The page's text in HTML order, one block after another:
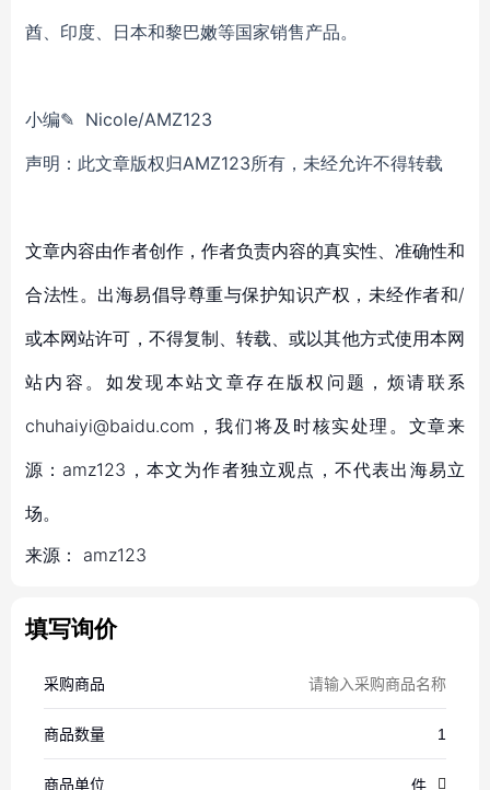
酋、印度、日本和黎巴嫩等国家销售产品。
小编✎ Nicole/AMZ123
声明：此文章版权归AMZ123所有，未经允许不得转载
文章内容由作者创作，作者负责内容的真实性、准确性和
合法性。出海易倡导尊重与保护知识产权，未经作者和/
或本网站许可，不得复制、转载、或以其他方式使用本网
站内容。如发现本站文章存在版权问题，烦请联系
chuhaiyi@baidu.com，我们将及时核实处理。文章来
源：amz123，本文为作者独立观点，不代表出海易立
场。
来源： amz123
填写询价